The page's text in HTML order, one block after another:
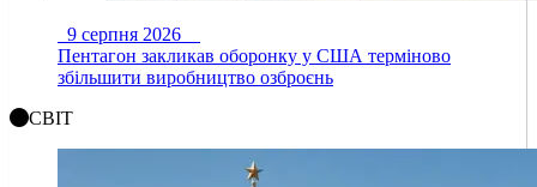
9 серпня 2026
Пентагон закликав оборонку у США терміново
збільшити виробництво озброєнь
СВІТ